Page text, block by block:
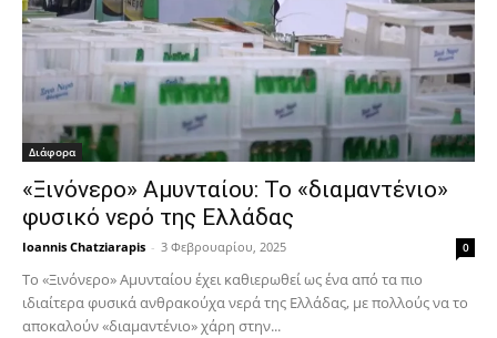
Διάφορα
«Ξινόνερο» Αμυνταίου: Το «διαμαντένιο»
φυσικό νερό της Ελλάδας
Ioannis Chatziarapis - 3 Φεβρουαρίου, 2025 0
Το «Ξινόνερο» Αμυνταίου έχει καθιερωθεί ως ένα από τα πιο
ιδιαίτερα φυσικά ανθρακούχα νερά της Ελλάδας, με πολλούς να το
αποκαλούν «διαμαντένιο» χάρη στην...